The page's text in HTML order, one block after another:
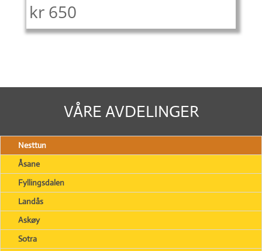
kr 650
VÅRE AVDELINGER
Nesttun
Åsane
Fyllingsdalen
Landås
Askøy
Sotra